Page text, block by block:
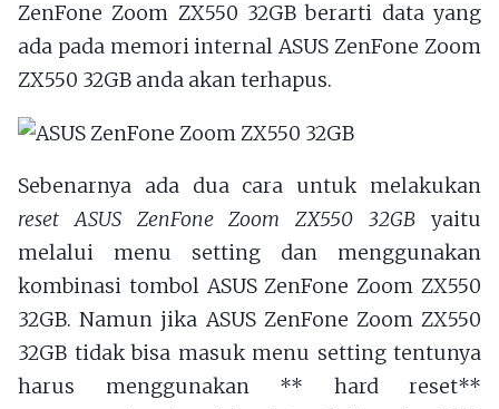
ZenFone Zoom ZX550 32GB berarti data yang
ada pada memori internal ASUS ZenFone Zoom
ZX550 32GB anda akan terhapus.
Sebenarnya ada dua cara untuk melakukan
reset ASUS ZenFone Zoom ZX550 32GB yaitu
melalui menu setting dan menggunakan
kombinasi tombol ASUS ZenFone Zoom ZX550
32GB. Namun jika ASUS ZenFone Zoom ZX550
32GB tidak bisa masuk menu setting tentunya
harus menggunakan ** hard reset**